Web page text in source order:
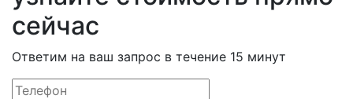
сейчас
Ответим на ваш запрос в течение 15 минут